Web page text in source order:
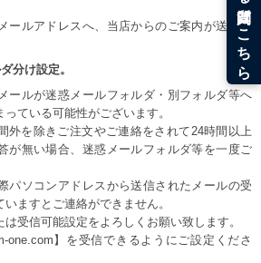
ールアドレスへ、当店からのご案内が送信さ
分け設定。
ールが迷惑メールフォルダ・別フォルダ等へ
ている可能性がございます。
外を除きご注文やご連絡をされて24時間以上
が無い場合、迷惑メールフォルダ等を一度ご
パソコンアドレスから送信されたメールの受
ますとご連絡ができません。
受信可能設定をよろしくお願い致します。
one.com】を受信できるようにご設定くださ